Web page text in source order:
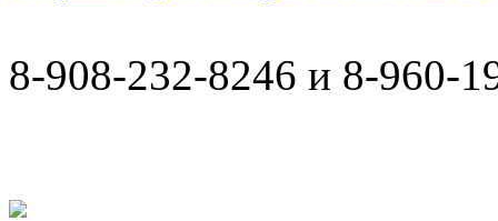
8-908-232-8246 и 8-960-